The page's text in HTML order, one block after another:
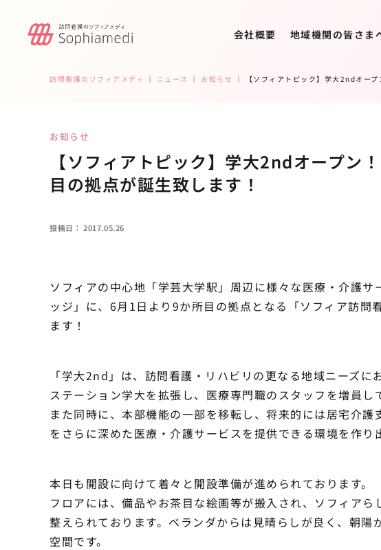
会社概要 地域機関の皆さま
訪問看護のソフィアメディ ｜ ニュース ｜ お知らせ ｜ 【ソフィアトピック】学大2ndオー
お知らせ
【ソフィアトピック】学大2ndオープン
目の拠点が誕生致します！
投稿日： 2017.05.26
ソフィアの中心地「学芸大学駅」周辺に様々な医療・介護
ッジ」に、6月1日より9か所目の拠点となる「ソフィア訪
ます！
「学大2nd」は、訪問看護・リハビリの更なる地域ニーズ
ステーション学大を拡張し、医療専門職のスタッフを増員し
また同時に、本部機能の一部を移転し、将来的には居宅介
をさらに深めた医療・介護サービスを提供できる環境を作り
本日も開設に向けて着々と開設準備が進められております。
フロアには、備品やお茶目な絵画等が搬入され、ソフィア
整えられております。ベランダからは見晴らしが良く、朝
空間です。